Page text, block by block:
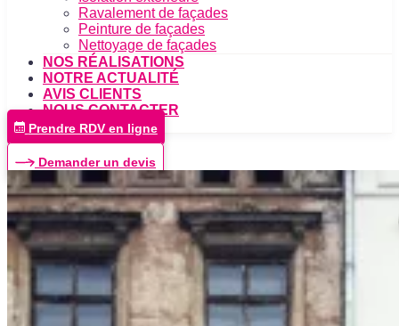
Ravalement de façades
Peinture de façades
Nettoyage de façades
NOS RÉALISATIONS
NOTRE ACTUALITÉ
AVIS CLIENTS
NOUS CONTACTER
Prendre RDV en ligne
Demander un devis